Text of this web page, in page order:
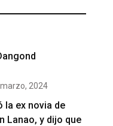
2024
la ex novia de
Lanao, y dijo que